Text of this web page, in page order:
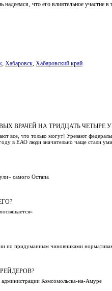
надеемся, что его влиятельное
, Хабаровск, Хабаровский край
ВРАЧЕЙ НА ТРИДЦАТЬ ЧЕТЫРЕ
все, что только могут! Урезают
в ЕАО люди значительно чаще стали
самого Остапа
по придуманным чиновниками
администрации Комсомольска-на-Амуре